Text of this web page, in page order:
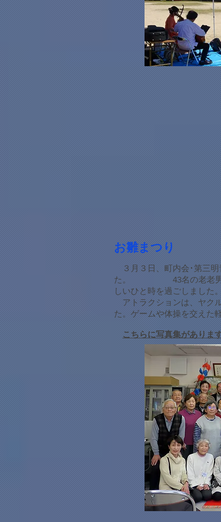
​お雛まつり
３月３日、町内会･第三明
た。 43名の老老男女が
しいひと時を過ごしました
アトラクションは、ヤク
た。ゲームや体操を交えた
こちらに写真集がありま